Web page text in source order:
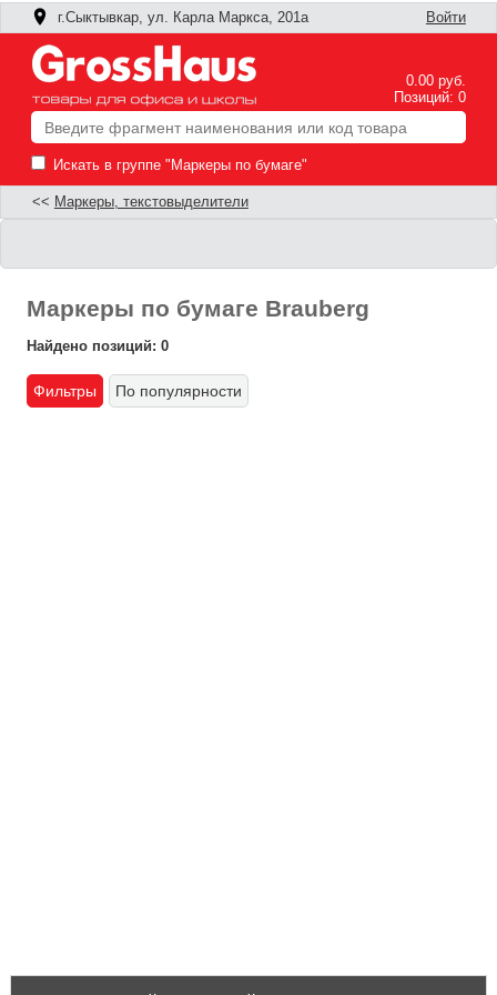
г.Сыктывкар, ул. Карла Маркса, 201а Войти
0.00 руб.
Позиций: 0
Искать в группе "Маркеры по бумаге"
<< Маркеры, текстовыделители
Маркеры по бумаге Brauberg
Найдено позиций: 0
Фильтры По популярности